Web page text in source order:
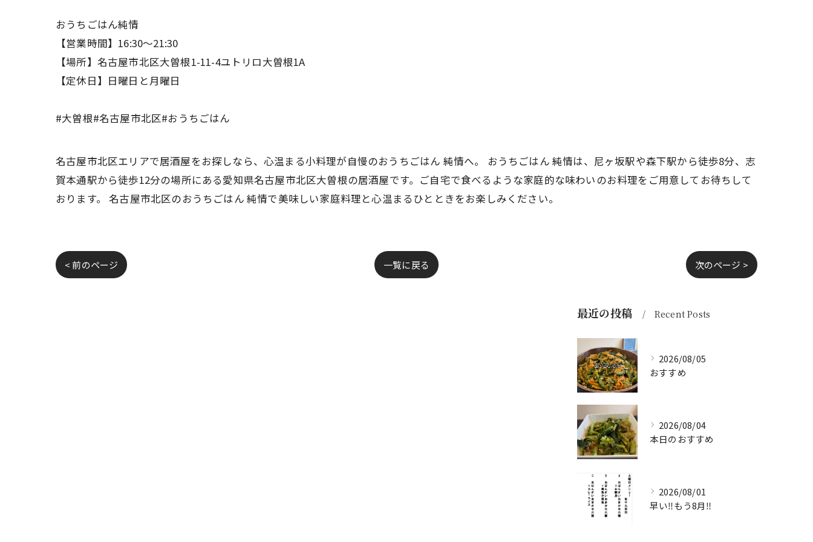
おうちごはん純情
【営業時間】16:30〜21:30
【場所】名古屋市北区大曽根1-11-4ユトリロ大曽根1A
【定休日】日曜日と月曜日
#大曽根#名古屋市北区#おうちごはん
名古屋市北区エリアで居酒屋をお探しなら、心温まる小料理が自慢のおうちごはん 純情へ。 おうちごはん 純情は、尼ヶ坂駅や森下駅から徒歩8分、志
賀本通駅から徒歩12分の場所にある愛知県名古屋市北区大曽根の居酒屋です。ご自宅で食べるような家庭的な味わいのお料理をご用意してお待ちして
おります。 名古屋市北区のおうちごはん 純情で美味しい家庭料理と心温まるひとときをお楽しみください。
< 前のページ 一覧に戻る 次のページ >
最近の投稿 Recent Posts
2026/08/05
おすすめ
2026/08/04
本日のおすすめ
2026/08/01
早い‼️もう8月‼️